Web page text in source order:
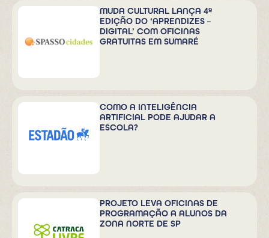
MUDA CULTURAL LANÇA 4ª
EDIÇÃO DO ‘APRENDIZES –
DIGITAL’ COM OFICINAS
GRATUITAS EM SUMARÉ
COMO A INTELIGÊNCIA
ARTIFICIAL PODE AJUDAR A
ESCOLA?
PROJETO LEVA OFICINAS DE
PROGRAMAÇÃO A ALUNOS DA
ZONA NORTE DE SP